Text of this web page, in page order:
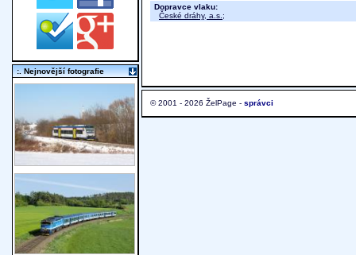
Dopravce vlaku:
České dráhy, a.s. ;
© 2001 - 2026 ŽelPage - správci
:. Nejnovější fotografie